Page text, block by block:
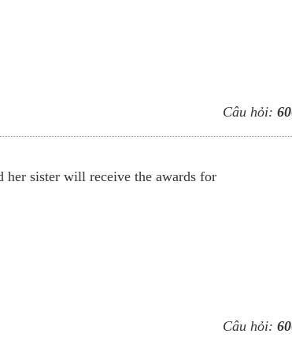
Câu hỏi:
her sister will receive the awards for
Câu hỏi: